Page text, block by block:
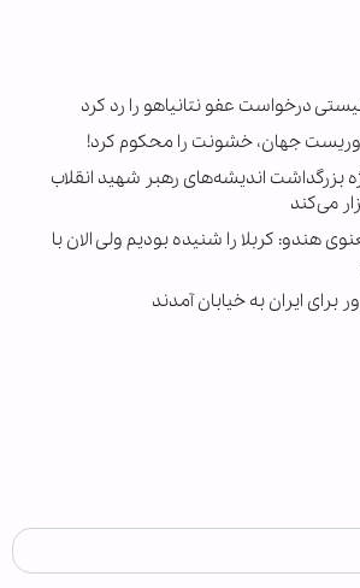
درخواست عفو نتانیاهو را رد کرد
جهان، خشونت را محکوم کرد!
بزرگداشت اندیشه‌های رهبر شهید انقلاب
می‌کند
هندو: کربلا را شنیده بودیم ولی الان با
برای ایران به خیابان آمدند